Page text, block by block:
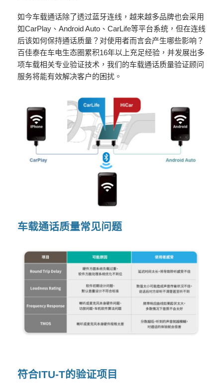
如今车载通话除了透过蓝牙连线，越来越多品牌也会采用
如CarPlay、Android Auto、CarLife等平台系统，但在连线
后该如何保持通话质量？对使用者而言会产生哪些影响？
百佳泰在车电生态圈累积16年以上充足经验，并发展出多
项车载相关专业验证技术，我们的车载通话质量验证顾问
服务将能有效解决客户的困扰。
车载通话质量常见问题
符合ITU-T的验证项目